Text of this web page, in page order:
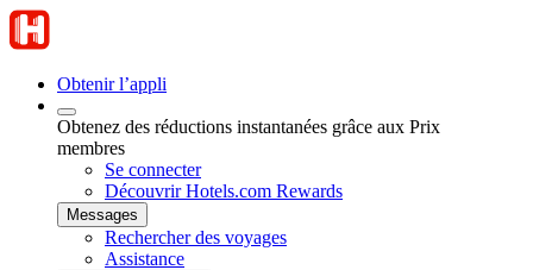
Obtenir l’appli
Obtenez des réductions instantanées grâce aux Prix
membres
Se connecter
Découvrir Hotels.com Rewards
Messages
Rechercher des voyages
Assistance